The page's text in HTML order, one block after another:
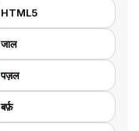
HTML5
जाल
पज़ल
बर्फ़